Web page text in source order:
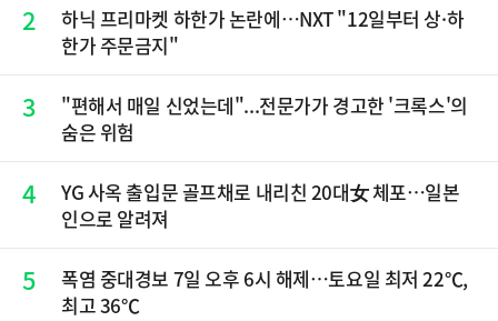
2
하닉 프리마켓 하한가 논란에…NXT "12일부터 상·하
한가 주문금지"
3
"편해서 매일 신었는데"...전문가가 경고한 '크록스'의
숨은 위험
4
YG 사옥 출입문 골프채로 내리친 20대女 체포…일본
인으로 알려져
5
폭염 중대경보 7일 오후 6시 해제…토요일 최저 22℃,
최고 36℃